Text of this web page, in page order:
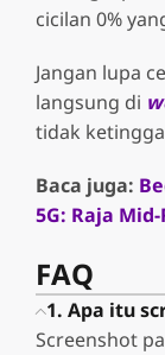
cicilan 0%
Jangan lupa
langsung di
tidak
Baca juga:
5G: Raja
FAQ
1. Apa itu
Screenshot